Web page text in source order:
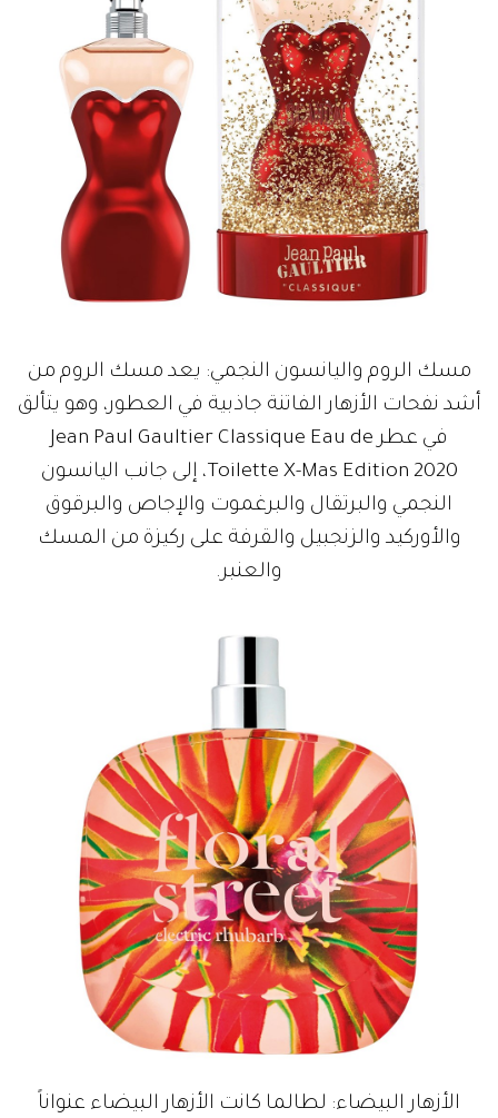
مسك الروم واليانسون النجمي: يعد مسك الروم من
أشد نفحات الأزهار الفاتنة جاذبية في العطور، وهو يتألق
في عطر Jean Paul Gaultier Classique Eau de
Toilette X-Mas Edition 2020، إلى جانب اليانسون
النجمي والبرتقال والبرغموت والإجاص والبرقوق
والأوركيد والزنجبيل والقرفة على ركيزة من المسك
والعنبر.
الأزهار البيضاء: لطالما كانت الأزهار البيضاء عنواناً